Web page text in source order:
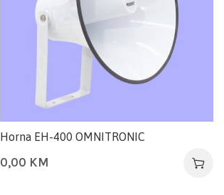
Horna EH-400 OMNITRONIC
0,00 KM